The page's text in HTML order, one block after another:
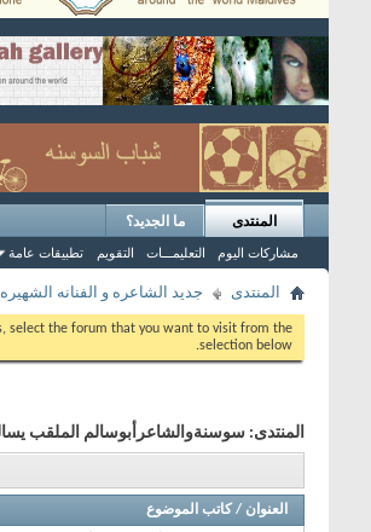
المنتدى
مشاركات اليوم التعليمـــات التقويم تطبيقات عامة
ما الجديد؟
المنتدى جديد الشاعره و الفنانه
select the forum that you want to visit from the
selection below.
المنتدى: سوسنةوالشاعرأبوسالم الملقب
العنوان / كاتب الموضوع